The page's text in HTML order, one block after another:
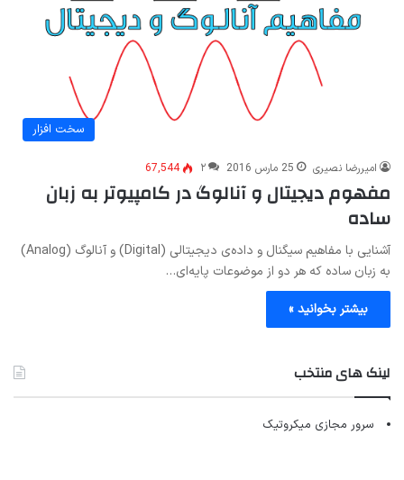
سخت افزار
امیررضا نصیری 25 مارس 2016 ۲ 67,544
مفهوم دیجیتال و آنالوگ در کامپیوتر به زبان
ساده
آشنایی با مفاهیم سیگنال و داده‌ی دیجیتالی (Digital) و آنالوگ (Analog)
به زبان ساده که هر دو از موضوعات پایه‌ای…
بیشتر بخوانید »
لینک های منتخب
سرور مجازی میکروتیک